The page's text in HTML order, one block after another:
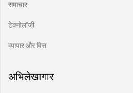
समाचार
टेक्नोलॉजी
व्यापार और वित्त
अभिलेखागार